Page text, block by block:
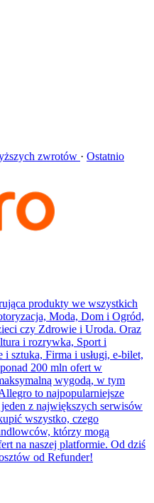
zwrotów · Ostatnio
produkty we wszystkich
Moda, Dom i Ogród,
czy Zdrowie i Uroda. Oraz
i rozrywka, Sport i
sztuka, Firma i usługi, e-bilet,
200 mln ofert w
wygodą, w tym
to najpopularniejsze
z największych serwisów
wszystko, czego
którzy mogą
na naszej platformie. Od dziś
od Refunder!